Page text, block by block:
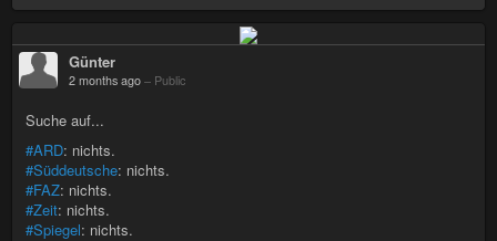
Günter
2 months ago – Public
Suche auf...
#ARD: nichts.
#Süddeutsche: nichts.
#FAZ: nichts.
#Zeit: nichts.
#Spiegel: nichts.